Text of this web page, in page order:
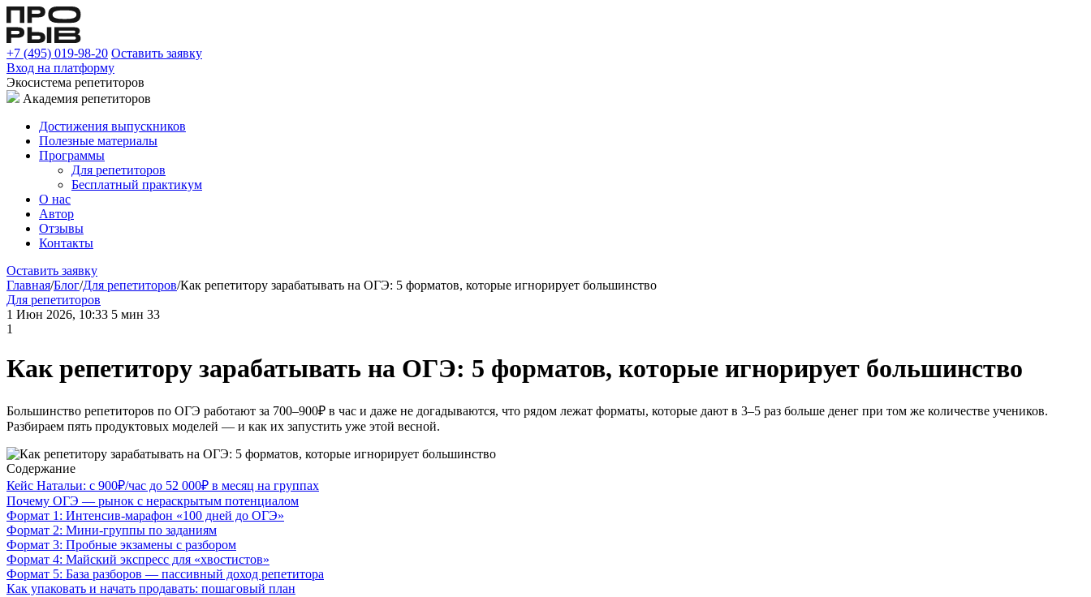
+7 (495) 019-98-20 Оставить заявку
Вход на платформу
Экосистема репетиторов
Академия репетиторов
Достижения выпускников
Полезные материалы
Программы
Для репетиторов
Бесплатный практикум
О нас
Автор
Отзывы
Контакты
Оставить заявку
Главная/Блог/Для репетиторов/Как репетитору зарабатывать на ОГЭ: 5 форматов, которые игнорирует большинство
Для репетиторов
1 Июн 2026, 10:33 5 мин 33
1
Как репетитору зарабатывать на ОГЭ: 5 форматов, которые игнорирует большинство
Большинство репетиторов по ОГЭ работают за 700–900₽ в час и даже не догадываются, что рядом лежат форматы, которые дают в 3–5 раз больше денег при том же количестве учеников.
Разбираем пять продуктовых моделей — и как их запустить уже этой весной.
Содержание
Кейс Натальи: с 900₽/час до 52 000₽ в месяц на группах
Почему ОГЭ — рынок с нераскрытым потенциалом
Формат 1: Интенсив-марафон «100 дней до ОГЭ»
Формат 2: Мини-группы по заданиям
Формат 3: Пробные экзамены с разбором
Формат 4: Майский экспресс для «хвостистов»
Формат 5: База разборов — пассивный доход репетитора
Как упаковать и начать продавать: пошаговый план